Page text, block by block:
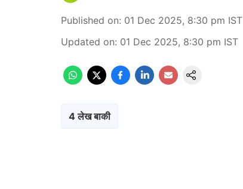
Published on: 01 Dec 2025, 8:30 pm IST
Updated on: 01 Dec 2025, 8:30 pm IST
4 लेख बाकी